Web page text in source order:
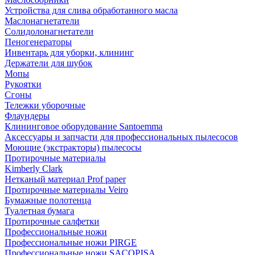
Устройства для слива обработанного масла
Маслонагнетатели
Солидолонагнетатели
Пеногенераторы
Инвентарь для уборки, клининг
Держатели для шубок
Мопы
Рукоятки
Сгоны
Тележки уборочные
Флаундеры
Клининговое оборудование Santoemma
Аксессуары и запчасти для профессиональных пылесосов
Моющие (экстракторы) пылесосы
Протирочные материалы
Kimberly Clark
Нетканый материал Prof paper
Протирочные материалы Veiro
Бумажные полотенца
Туалетная бумага
Протирочные салфетки
Профессиональные ножи
Профессиональные ножи PIRGE
Профессиональные ножи SACOPISA